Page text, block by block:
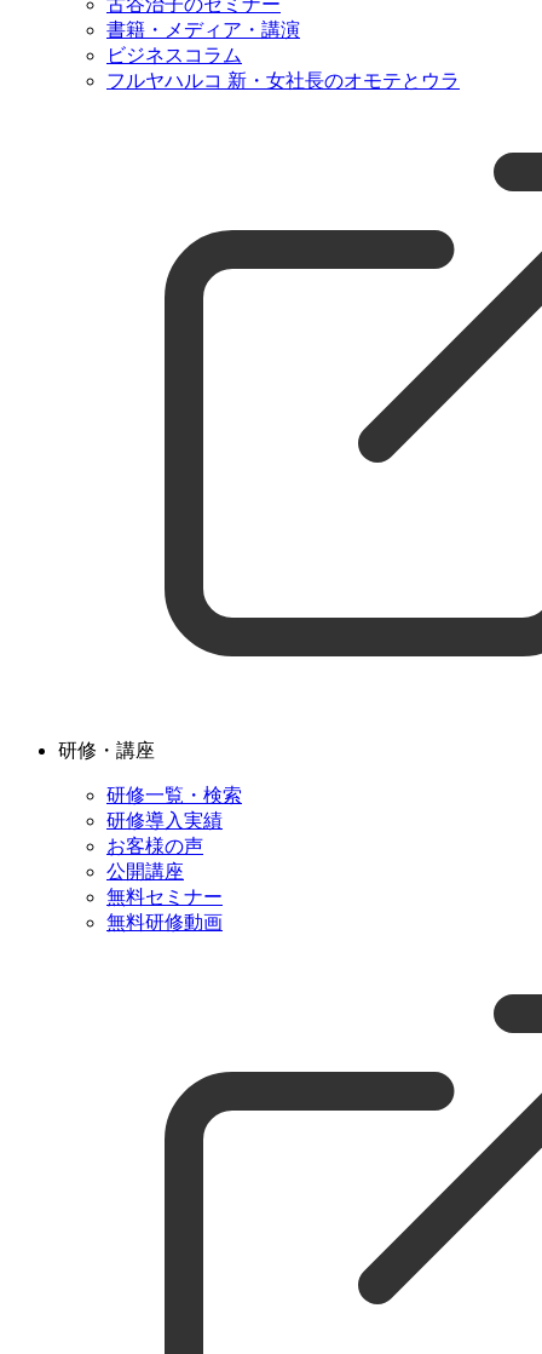
古谷治子のセミナー
書籍・メディア・講演
ビジネスコラム
フルヤハルコ 新・女社長のオモテとウラ
研修・講座
研修一覧・検索
研修導入実績
お客様の声
公開講座
無料セミナー
無料研修動画